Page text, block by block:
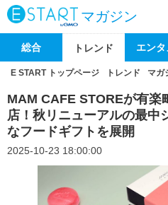
マガジン
総合 トレンド エンタ
E START トップページ トレンド マガ
MAM CAFE STOREが有楽
店！秋リニューアルの最中
なフードギフトを展開
2025-10-23 18:00:00